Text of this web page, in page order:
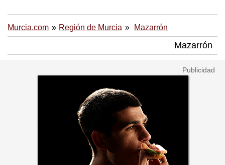
Murcia.com Región de Murcia Mazarrón
Mazarrón